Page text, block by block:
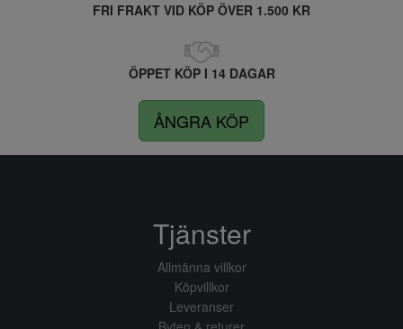
FRI FRAKT VID KÖP ÖVER 1.500 KR
ÖPPET KÖP I 14 DAGAR
ÅNGRA KÖP
Tjänster
Allmänna villkor
Köpvillkor
Leveranser